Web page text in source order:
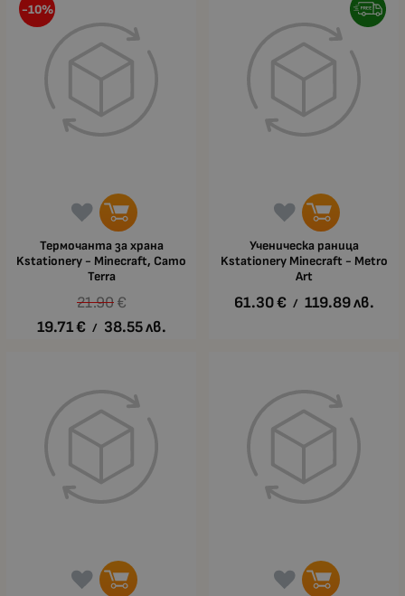
Термочанта за храна
Kstationery - Minecraft, Camo
Terra
21.90 €
19.71€ / 38.55лв.
-10%
Ученическа раница
Kstationery Minecraft - Metro
Art
61.30€ / 119.89лв.